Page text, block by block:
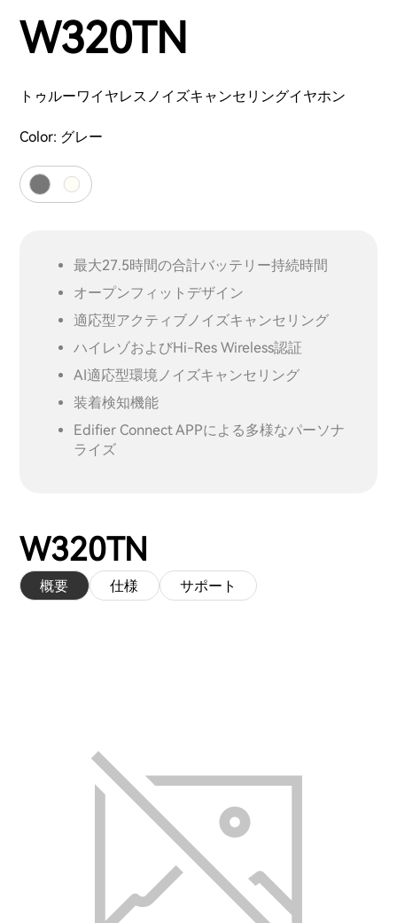
W320TN
トゥルーワイヤレスノイズキャンセリングイヤホン
Color: グレー
最大27.5時間の合計バッテリー持続時間
オープンフィットデザイン
適応型アクティブノイズキャンセリング
ハイレゾおよびHi-Res Wireless認証
AI適応型環境ノイズキャンセリング
装着検知機能
Edifier Connect APPによる多様なパーソナ
ライズ
W320TN
概要 仕様 サポート